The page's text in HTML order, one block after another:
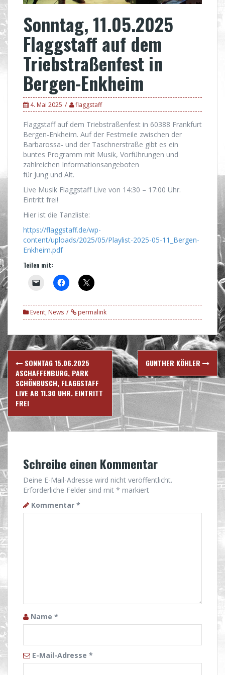
Sonntag, 11.05.2025
Flaggstaff auf dem
Triebstraßenfest in
Bergen-Enkheim
4. Mai 2025 flaggstaff
Flaggstaff auf dem Triebstraßenfest in 60388 Frankfurt
Bergen-Enkheim. Auf der Festmeile zwischen der
Barbarossa- und der Taschnerstraße gibt es ein
buntes Programm mit Musik, Vorführungen und
zahlreichen Informationsangeboten
für Jung und Alt.
Live Musik Flaggstaff Live von 14:30 – 17:00 Uhr.
Eintritt frei!
Hier ist die Tanzliste:
https://flaggstaff.de/wp-
content/uploads/2025/05/Playlist-2025-05-11_Bergen-
Enkheim.pdf
Teilen mit:
Event, News permalink
Post
navigation
SONNTAG 15.06.2025
ASCHAFFENBURG, PARK
SCHÖNBUSCH, FLAGGSTAFF
LIVE AB 11.30 UHR. EINTRITT
FREI
GUNTHER KÖHLER
Schreibe einen Kommentar
Deine E-Mail-Adresse wird nicht veröffentlicht.
Erforderliche Felder sind mit * markiert
Kommentar *
Name *
E-Mail-Adresse *